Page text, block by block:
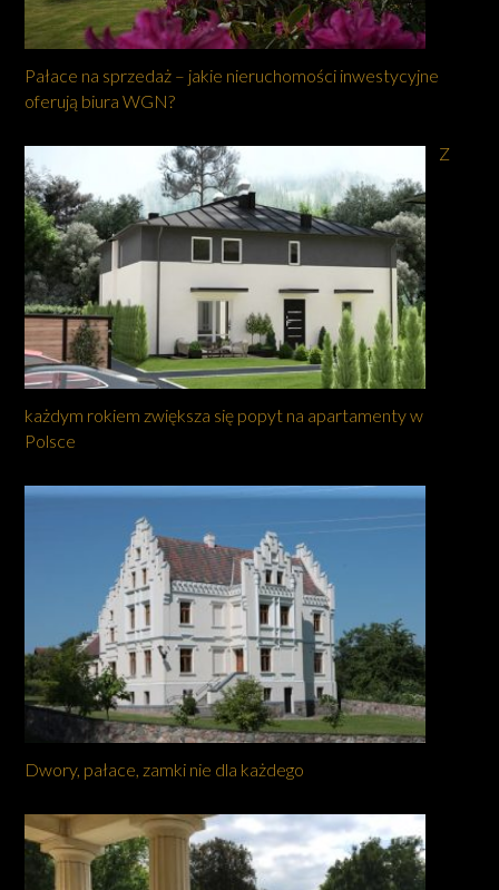
Pałace na sprzedaż – jakie nieruchomości inwestycyjne
oferują biura WGN?
Z
każdym rokiem zwiększa się popyt na apartamenty w
Polsce
Dwory, pałace, zamki nie dla każdego